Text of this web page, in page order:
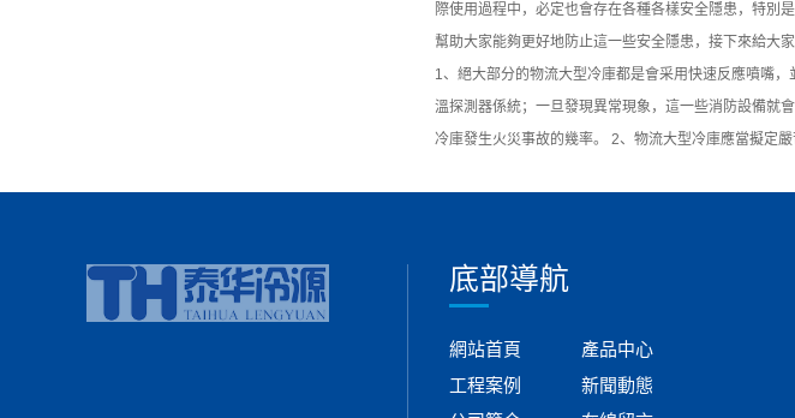
際使用過程中，必定也會存在各種各樣安全隱患，特別
幫助大家能夠更好地防止這一些安全隱患，接下來給大家
1、絕大部分的物流大型冷庫都是會采用快速反應噴嘴
溫探測器係統；一旦發現異常現象，這一些消防設備就
冷庫發生火災事故的幾率。 2、物流大型冷庫應當擬定
底部導航
網站首頁
產品中心
工程案例
新聞動態